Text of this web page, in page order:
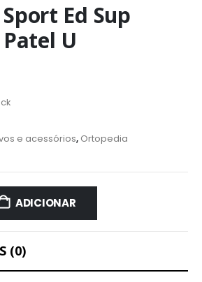
Ed Sup
U
e acessórios, Ortopedia
ADICIONAR
(0)